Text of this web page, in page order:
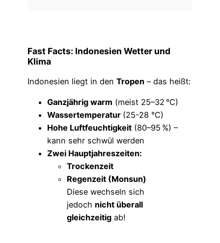
Fast Facts: Indonesien Wetter und
Klima
Indonesien liegt in den Tropen – das heißt:
Ganzjährig warm (meist 25–32 °C)
Wassertemperatur (25-28 °C)
Hohe Luftfeuchtigkeit (80–95 %) –
kann sehr schwül werden
Zwei Hauptjahreszeiten:
Trockenzeit
Regenzeit (Monsun)
Diese wechseln sich
jedoch nicht überall
gleichzeitig ab!